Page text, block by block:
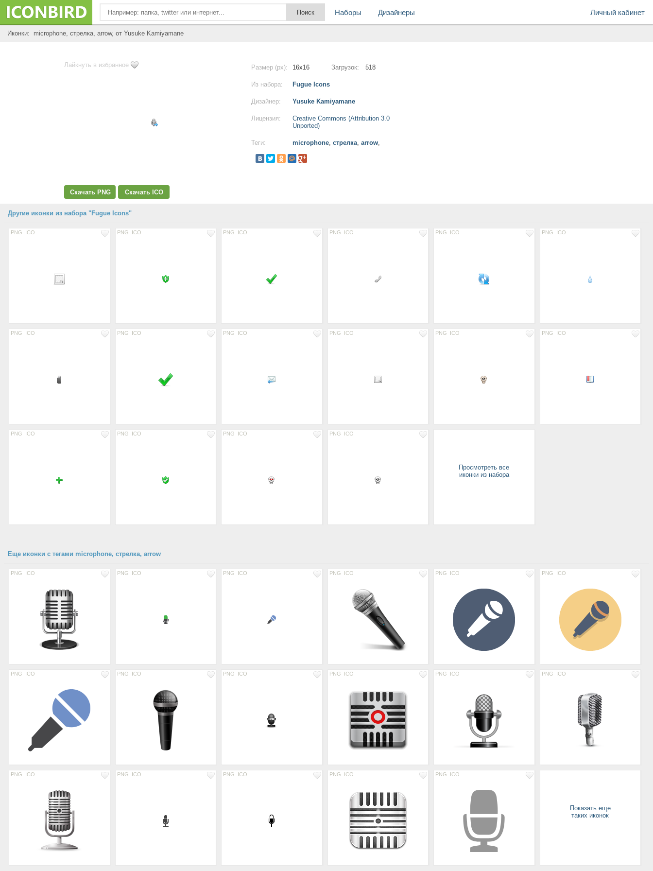
Личный кабинет
Наборы Дизайнеры
Иконки: microphone, стрелка, arrow, от Yusuke Kamiyamane
Лайкнуть в избранное
Скачать PNG Скачать ICO
Размер (px): 16x16 Загрузок: 518
Из набора: Fugue Icons
Дизайнер: Yusuke Kamiyamane
Лицензия:
Creative Commons (Attribution 3.0
Unported)
Теги: microphone, стрелка, arrow,
Другие иконки из набора "Fugue Icons"
PNG ICO PNG ICO PNG ICO PNG ICO PNG ICO PNG ICO
PNG ICO PNG ICO PNG ICO PNG ICO PNG ICO PNG ICO
PNG ICO PNG ICO PNG ICO PNG ICO
Просмотреть все
иконки из набора
Еще иконки с тегами microphone, стрелка, arrow
PNG ICO PNG ICO PNG ICO PNG ICO PNG ICO PNG ICO
PNG ICO PNG ICO PNG ICO PNG ICO PNG ICO PNG ICO
PNG ICO PNG ICO PNG ICO PNG ICO PNG ICO
Показать еще
таких иконок